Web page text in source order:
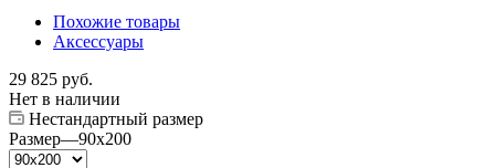
Похожие товары
Аксессуары
29 825 руб.
Нет в наличии
Нестандартный размер
Размер—90x200